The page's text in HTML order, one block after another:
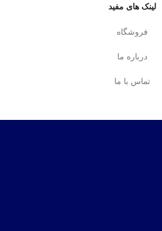
لینک های مفید
فروشگاه
درباره ما
تماس با ما